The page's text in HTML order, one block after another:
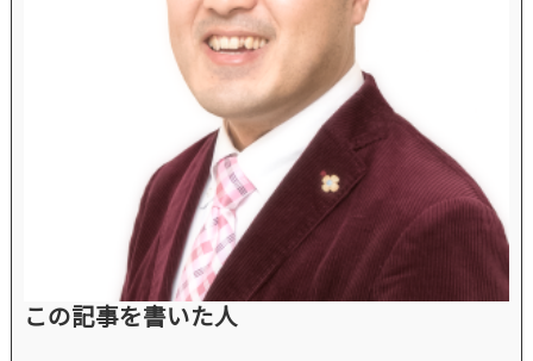
この記事を書いた人